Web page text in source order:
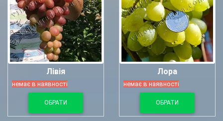
Лівія
немає в наявності
ОБРАТИ
Лора
немає в наявності
ОБРАТИ